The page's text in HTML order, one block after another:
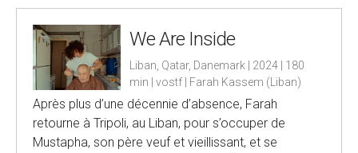
We Are Inside
Liban, Qatar, Danemark | 2024 | 180
min | vostf | Farah Kassem (Liban)
Après plus d’une décennie d’absence, Farah
retourne à Tripoli, au Liban, pour s’occuper de
Mustapha, son père veuf et vieillissant, et se